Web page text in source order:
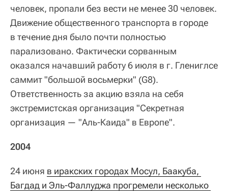
человек, пропали без вести не менее 30 человек.
Движение общественного транспорта в городе
в течение дня было почти полностью
парализовано. Фактически сорванным
оказался начавший работу 6 июля в г. Глениглсе
саммит "большой восьмерки" (G8).
Ответственность за акцию взяла на себя
экстремистская организация "Секретная
организация — "Аль-Каида" в Европе".
2004
24 июня в иракских городах Мосул, Баакуба,
Багдад и Эль-Фаллуджа прогремели несколько